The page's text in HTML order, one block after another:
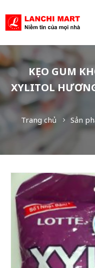
KẸO GUM
XYLITOL
Trang chủ Sản